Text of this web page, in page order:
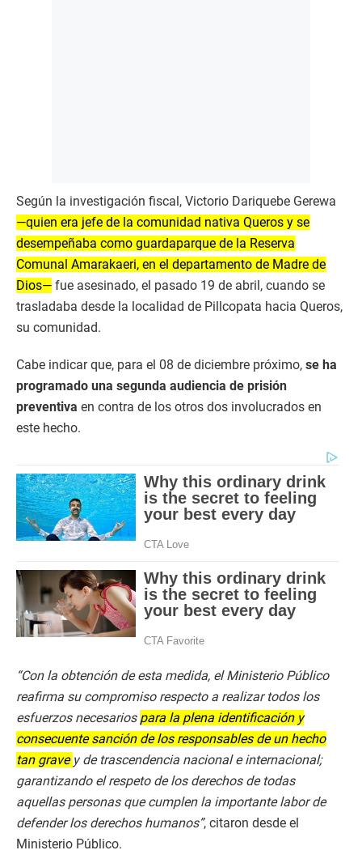
Según la investigación fiscal, Victorio Dariquebe Gerewa
—quien era jefe de la comunidad nativa Queros y se
desempeñaba como guardaparque de la Reserva
Comunal Amarakaeri, en el departamento de Madre de
Dios— fue asesinado, el pasado 19 de abril, cuando se
trasladaba desde la localidad de Pillcopata hacia Queros,
su comunidad.
Cabe indicar que, para el 08 de diciembre próximo, se ha
programado una segunda audiencia de prisión
preventiva en contra de los otros dos involucrados en
este hecho.
“Con la obtención de esta medida, el Ministerio Público
reafirma su compromiso respecto a realizar todos los
esfuerzos necesarios para la plena identificación y
consecuente sanción de los responsables de un hecho
tan grave y de trascendencia nacional e internacional;
garantizando el respeto de los derechos de todas
aquellas personas que cumplen la importante labor de
defender los derechos humanos”, citaron desde el
Ministerio Público.